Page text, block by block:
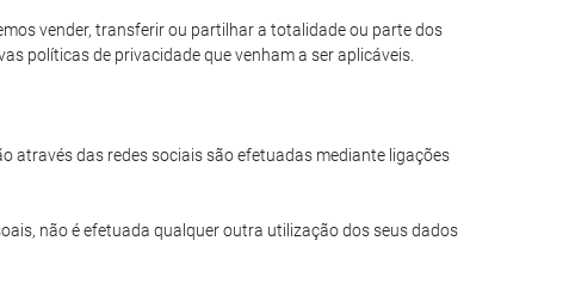
vender, transferir ou partilhar a totalidade ou parte dos
políticas de privacidade que venham a ser aplicáveis.
através das redes sociais são efetuadas mediante ligações
não é efetuada qualquer outra utilização dos seus dados